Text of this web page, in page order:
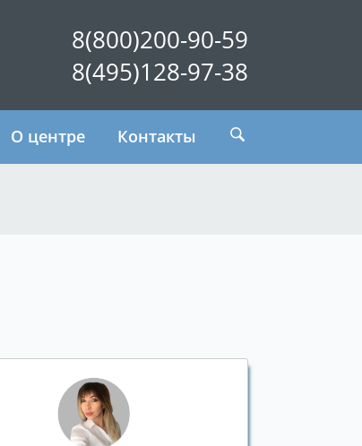
8(800)200-90-59
8(495)128-97-38
О центре Контакты